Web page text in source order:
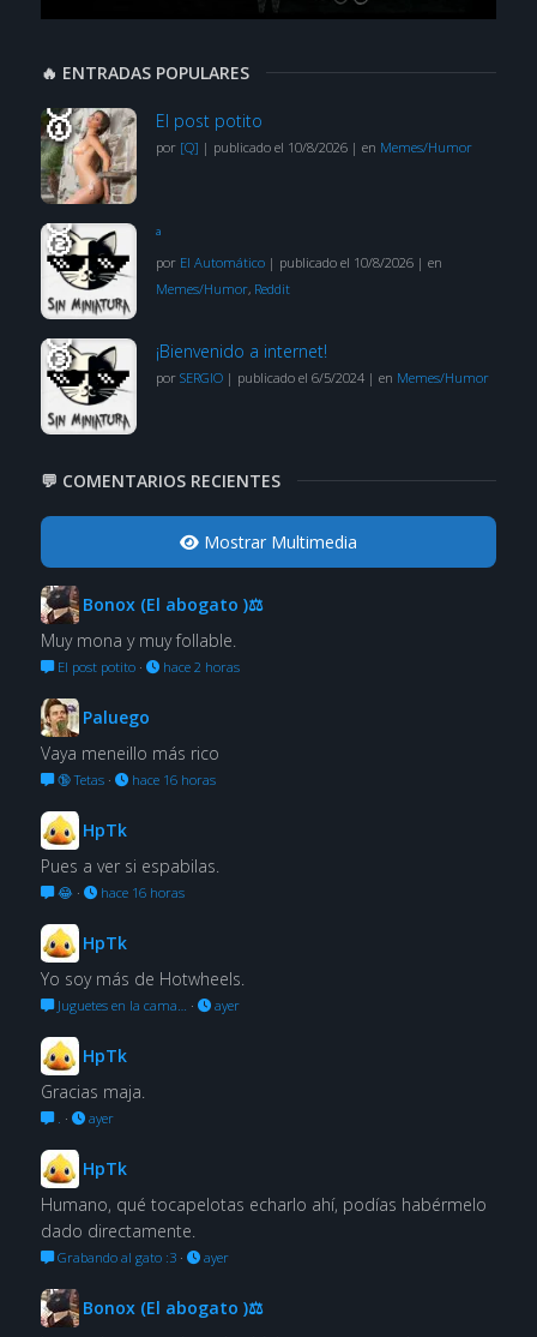
🔥 ENTRADAS POPULARES
El post potito
por [Q] | publicado el 10/8/2026| en Memes/Humor
ª
por El Automático| publicado el 10/8/2026| en
Memes/Humor, Reddit
¡Bienvenido a internet!
por SERGIO| publicado el 6/5/2024| en Memes/Humor
💬 COMENTARIOS RECIENTES
Mostrar Multimedia
Bonox (El abogato )⚖
Muy mona y muy follable.
El post potito· hace 2 horas
Paluego
Vaya meneillo más rico
🔞 Tetas· hace 16 horas
HpTk
Pues a ver si espabilas.
😂· hace 16 horas
HpTk
Yo soy más de Hotwheels.
Juguetes en la cama… · ayer
HpTk
Gracias maja.
. · ayer
HpTk
Humano, qué tocapelotas echarlo ahí, podías habérmelo
dado directamente.
Grabando al gato :3· ayer
Bonox (El abogato )⚖